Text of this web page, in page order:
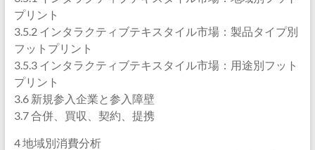
プリント
3.5.2 インタラクティブテキスタイル市場：製品タイプ別
フットプリント
3.5.3 インタラクティブテキスタイル市場：用途別フット
プリント
3.6 新規参入企業と参入障壁
3.7 合併、買収、契約、提携
4 地域別消費分析